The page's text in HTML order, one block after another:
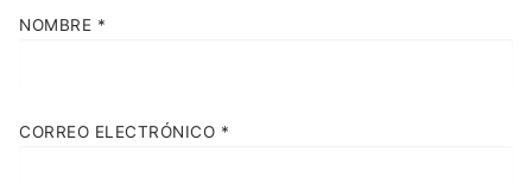
NOMBRE *
CORREO ELECTRÓNICO *